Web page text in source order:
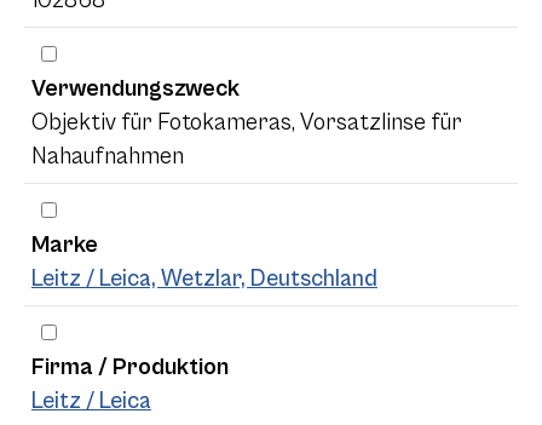
Verwendungszweck
Objektiv für Fotokameras, Vorsatzlinse für
Nahaufnahmen
Marke
Leitz / Leica, Wetzlar, Deutschland
Firma / Produktion
Leitz / Leica